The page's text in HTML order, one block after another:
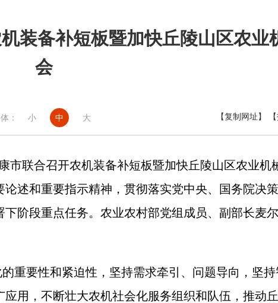
装备补短板暨加快丘陵山区农业
会
： 小 中 大 【复制网址】
市联合召开农机装备补短板暨加快丘陵山区农业机
述和重要指示精神，贯彻落实党中央、国务院决
阶段重点任务。农业农村部党组成员、副部长麦
重要性和紧迫性，坚持需求牵引、问题导向，坚
用，不断壮大农机社会化服务组织和队伍，推动